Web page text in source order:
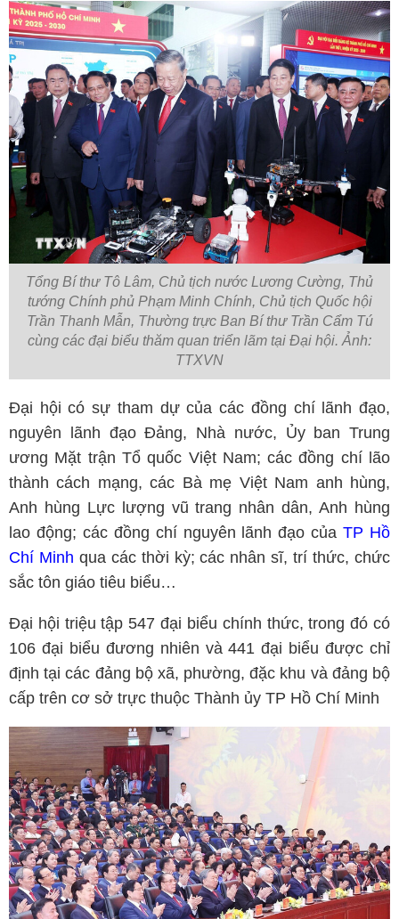
Tổng Bí thư Tô Lâm, Chủ tịch nước Lương Cường, Thủ
tướng Chính phủ Phạm Minh Chính, Chủ tịch Quốc hội
Trần Thanh Mẫn, Thường trực Ban Bí thư Trần Cẩm Tú
cùng các đại biểu thăm quan triển lãm tại Đại hội. Ảnh:
TTXVN
Đại hội có sự tham dự của các đồng chí lãnh đạo,
nguyên lãnh đạo Đảng, Nhà nước, Ủy ban Trung
ương Mặt trận Tổ quốc Việt Nam; các đồng chí lão
thành cách mạng, các Bà mẹ Việt Nam anh hùng,
Anh hùng Lực lượng vũ trang nhân dân, Anh hùng
lao động; các đồng chí nguyên lãnh đạo củaTP Hồ
Chí Minh qua các thời kỳ; các nhân sĩ, trí thức, chức
sắc tôn giáo tiêu biểu…
Đại hội triệu tập 547 đại biểu chính thức, trong đó có
106 đại biểu đương nhiên và 441 đại biểu được chỉ
định tại các đảng bộ xã, phường, đặc khu và đảng bộ
cấp trên cơ sở trực thuộc Thành ủy TP Hồ Chí Minh